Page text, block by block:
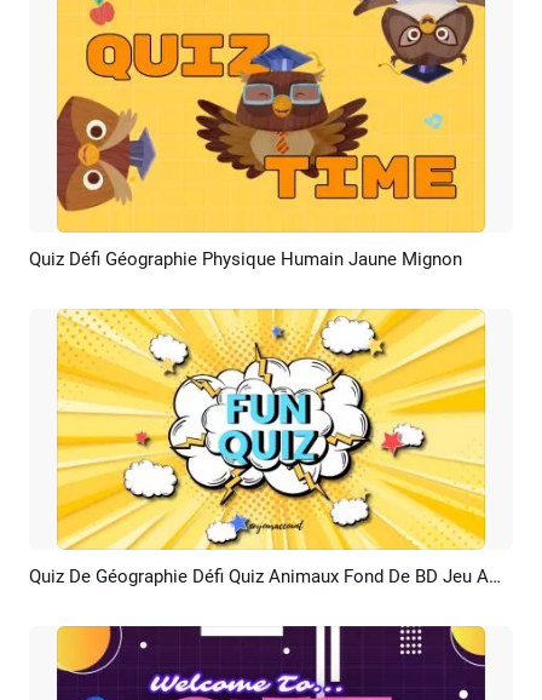
Aperçu Personnaliser
Quiz Défi Géographie Physique Humain Jaune Mignon
Aperçu Créer IA Quiz De Géographie Défi Quiz Animaux Fond De BD Jeu Amusant Chaîne YouTube